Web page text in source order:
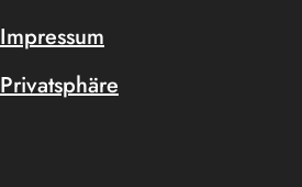
Impressum
Privatsphäre